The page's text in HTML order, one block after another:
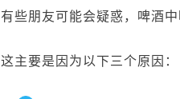
有些朋友可能会疑惑，啤酒
这主要是因为以下三个原因：